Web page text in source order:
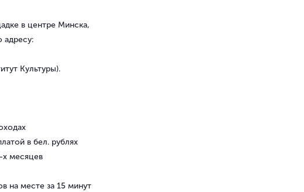
в центре Минска,
адресу:
Культуры).
в бел. рублях
месяцев
на месте за 15 минут